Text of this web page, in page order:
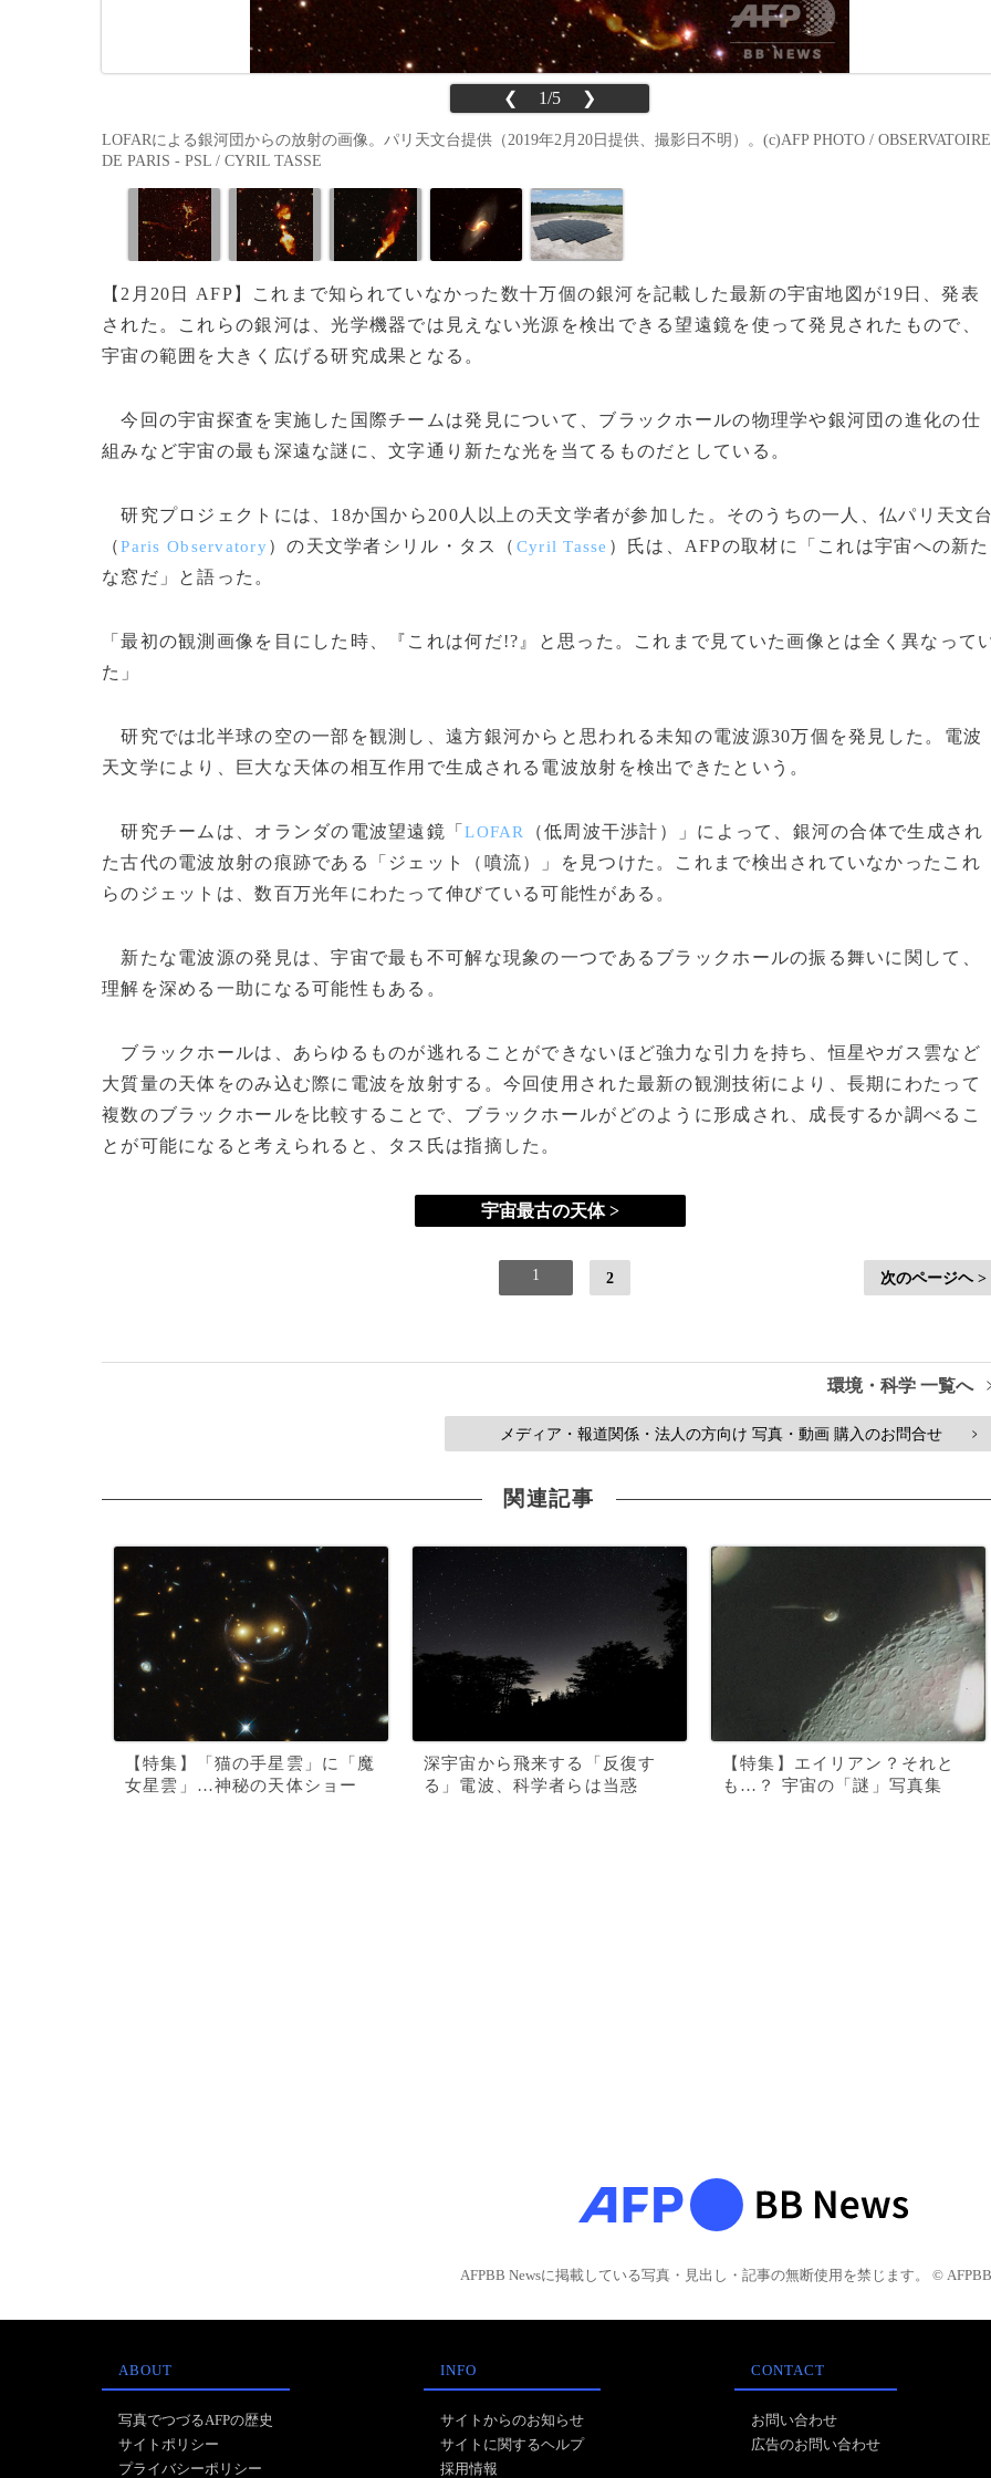
❮ 1/5 ❯
LOFARによる銀河団からの放射の画像。パリ天文台提供（2019年2月20日提供、撮影日不明）。(c)AFP PHOTO / OBSERVATOIRE
DE PARIS - PSL / CYRIL TASSE
【2月20日 AFP】これまで知られていなかった数十万個の銀河を記載した最新の宇宙地図が19日、発表
された。これらの銀河は、光学機器では見えない光源を検出できる望遠鏡を使って発見されたもので、
宇宙の範囲を大きく広げる研究成果となる。
今回の宇宙探査を実施した国際チームは発見について、ブラックホールの物理学や銀河団の進化の仕
組みなど宇宙の最も深遠な謎に、文字通り新たな光を当てるものだとしている。
研究プロジェクトには、18か国から200人以上の天文学者が参加した。そのうちの一人、仏パリ天文
（Paris Observatory）の天文学者シリル・タス（ Cyril Tasse ）氏は、AFPの取材に「これは宇宙への新た
な窓だ」と語った。
「最初の観測画像を目にした時、『これは何だ!?』と思った。これまで見ていた画像とは全く異なって
た」
研究では北半球の空の一部を観測し、遠方銀河からと思われる未知の電波源30万個を発見した。電波
天文学により、巨大な天体の相互作用で生成される電波放射を検出できたという。
研究チームは、オランダの電波望遠鏡「LOFAR
（低周波干渉計）」によって、銀河の合体で生成され
た古代の電波放射の痕跡である「ジェット（噴流）」を見つけた。これまで検出されていなかったこれ
らのジェットは、数百万光年にわたって伸びている可能性がある。
新たな電波源の発見は、宇宙で最も不可解な現象の一つであるブラックホールの振る舞いに関して、
理解を深める一助になる可能性もある。
ブラックホールは、あらゆるものが逃れることができないほど強力な引力を持ち、恒星やガス雲など
大質量の天体をのみ込む際に電波を放射する。今回使用された最新の観測技術により、長期にわたって
複数のブラックホールを比較することで、ブラックホールがどのように形成され、成長するか調べるこ
とが可能になると考えられると、タス氏は指摘した。
宇宙最古の天体 >
1 2 次のページヘ >
環境・科学 一覧へ
メディア・報道関係・法人の方向け 写真・動画 購入のお問合せ >
関連記事
【特集】「猫の手星雲」に「魔
女星雲」…神秘の天体ショー
深宇宙から飛来する「反復す
る」電波、科学者らは当惑
【特集】エイリアン？それと
も…？ 宇宙の「謎」写真集
AFPBB Newsに掲載している写真・見出し・記事の無断使用を禁じます。 © AFPBB
ABOUT
写真でつづるAFPの歴史
サイトポリシー
プライバシーポリシー
INFO
サイトからのお知らせ
サイトに関するヘルプ
採用情報
CONTACT
お問い合わせ
広告のお問い合わせ